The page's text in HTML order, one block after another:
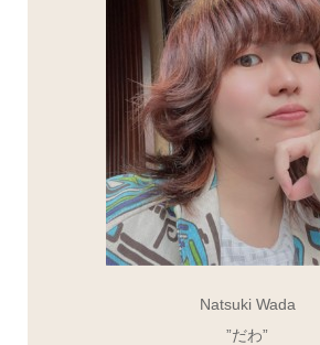
Natsuki Wada
”だわ”